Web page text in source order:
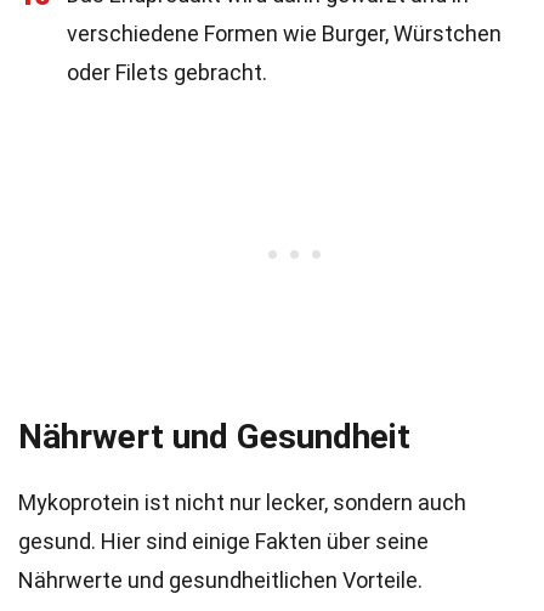
verschiedene Formen wie Burger, Würstchen
oder Filets gebracht.
Nährwert und Gesundheit
Mykoprotein ist nicht nur lecker, sondern auch
gesund. Hier sind einige Fakten über seine
Nährwerte und gesundheitlichen Vorteile.